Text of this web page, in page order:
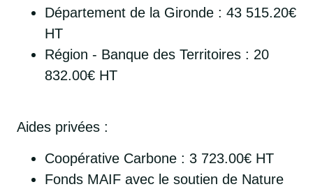
Département de la Gironde : 43 515.20€
HT
Région - Banque des Territoires : 20
832.00€ HT
Aides privées :
Coopérative Carbone : 3 723.00€ HT
Fonds MAIF avec le soutien de Nature